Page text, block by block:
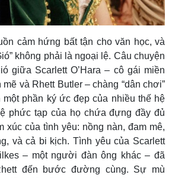
cảm hứng bất tận cho văn học, và
không phải là ngoại lệ. Câu chuyện
giữa Scarlett O’Hara – cô gái miền
và Rhett Butler – chàng “dân chơi”
một phần ký ức đẹp của nhiều thế hệ
phức tạp của họ chứa đựng đầy đủ
xúc của tình yêu: nồng nàn, đam mê,
và cả bi kịch. Tình yêu của Scarlett
– một người đàn ông khác – đã
đến bước đường cùng. Sự mù